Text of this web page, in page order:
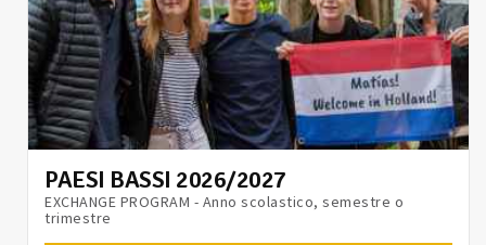
PAESI BASSI 2026/2027
EXCHANGE PROGRAM - Anno scolastico, semestre o
trimestre